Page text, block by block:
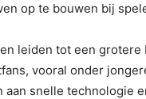
op te bouwen bij
leiden tot een grotere
vooral onder
aan snelle technologie